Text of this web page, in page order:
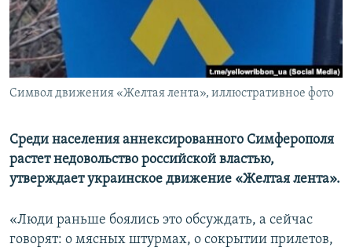
ПОБЕДИТЕЛЕЙ НЕ СУДЯТ?
КРЫМ.НЕПОКОРЕННЫЙ
ELIFBE
УКРАИНСКАЯ ПРОБЛЕМА КРЫМА
ПРИСОЕДИНЯЙТЕСЬ!
Символ движения «Желтая лента», иллюстративное фото
Среди населения аннексированного Симферополя
растет недовольство российской властью,
утверждает украинское движение «Желтая лента».
«Люди раньше боялись это обсуждать, а сейчас
говорят: о мясных штурмах, о сокрытии прилетов,